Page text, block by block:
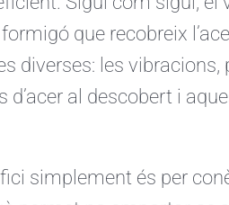
que recobreix
diverses: les
al descobert i
simplement és per